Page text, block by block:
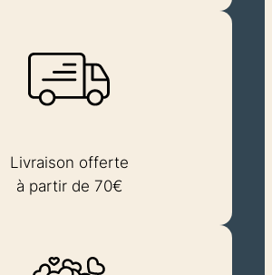
Livraison offerte
à partir de 70€